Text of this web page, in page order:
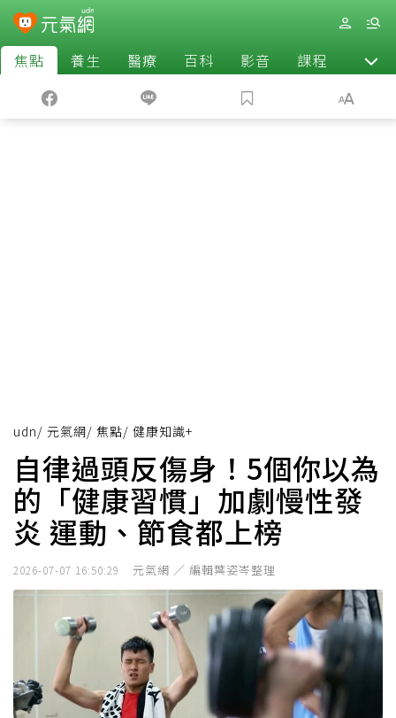
焦點 養生 醫療 百科 影音 課程 退休
udn/ 元氣網/ 焦點/ 健康知識+
自律過頭反傷身！5個你以為
的「健康習慣」加劇慢性發
炎 運動、節食都上榜
2026-07-07 16:50:29 元氣網 ／ 編輯葉姿岑整理